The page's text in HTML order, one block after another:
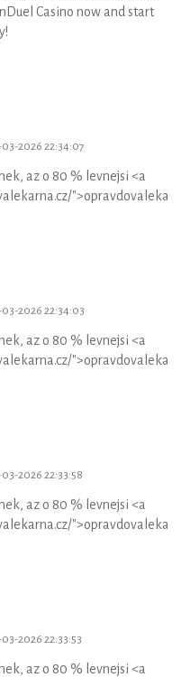
Casino now and start
2026 22:34:07
az o 80 % levnejsi <a
2026 22:34:03
az o 80 % levnejsi <a
2026 22:33:58
az o 80 % levnejsi <a
2026 22:33:53
az o 80 % levnejsi <a